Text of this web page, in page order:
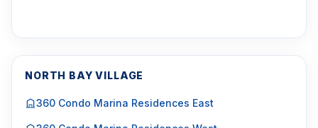
NORTH BAY VILLAGE
360 Condo Marina Residences East